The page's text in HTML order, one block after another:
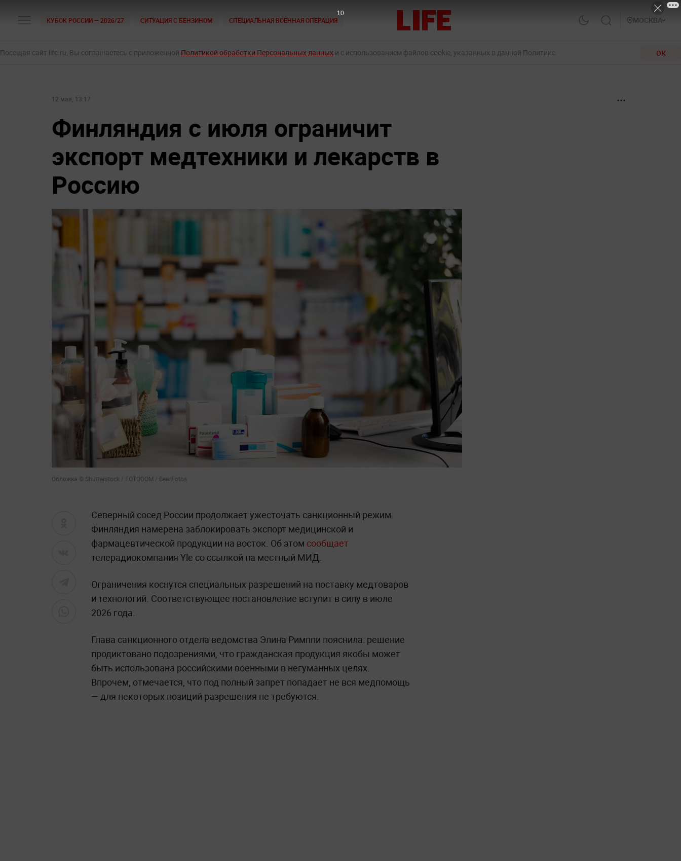
КУБОК РОССИИ — 2026/27 СИТУАЦИЯ С БЕНЗИНОМ СПЕЦИАЛЬНАЯ ВОЕННАЯ ОПЕРАЦИЯ МОСКВА
Посещая сайт life.ru, Вы соглашаетесь с приложенной Политикой обработки Персональных данных и с использованием файлов cookie, указанных в данной Политике. ОК
12 мая, 13:17
Финляндия с июля ограничит
экспорт медтехники и лекарств в
Россию
Обложка © Shutterstock / FOTODOM / BearFotos
Северный сосед России продолжает ужесточать санкционный режим.
Финляндия намерена заблокировать экспорт медицинской и
фармацевтической продукции на восток. Об этом сообщает
телерадиокомпания Yle со ссылкой на местный МИД.
Ограничения коснутся специальных разрешений на поставку медтоваров
и технологий. Соответствующее постановление вступит в силу в июле
2026 года.
Глава санкционного отдела ведомства Элина Римппи пояснила: решение
продиктовано подозрениями, что гражданская продукция якобы может
быть использована российскими военными в негуманных целях.
Впрочем, отмечается, что под полный запрет попадает не вся медпомощь
— для некоторых позиций разрешения не требуются.
9